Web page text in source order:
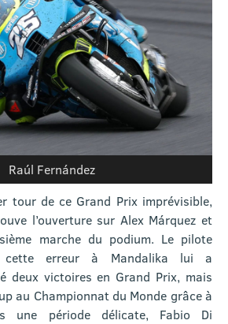
Raúl Fernández
tour de ce Grand Prix imprévisible,
l’ouverture sur Alex Márquez et
marche du podium. Le pilote
erreur à Mandalika lui a
deux victoires en Grand Prix, mais
au Championnat du Monde grâce à
une période délicate, Fabio Di